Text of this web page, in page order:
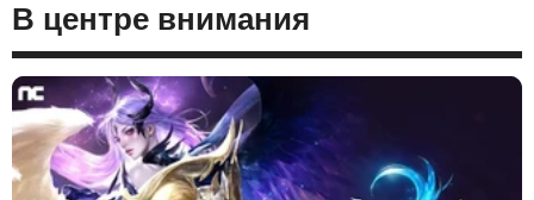
В центре внимания